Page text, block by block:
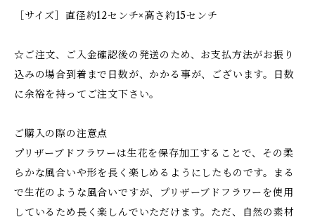
［サイズ］直径約12センチ×高さ約15センチ
☆ご注文、ご入金確認後の発送のため、お支払方法がお振り
込みの場合到着まで日数が、かかる事が、ございます。日数
に余裕を持ってご注文下さい。
ご購入の際の注意点
プリザーブドフラワーは生花を保存加工することで、その柔
らかな風合いや形を長く楽しめるようにしたものです。まる
で生花のような風合いですが、プリザーブドフラワーを使用
しているため長く楽しんでいただけます。ただ、自然の素材